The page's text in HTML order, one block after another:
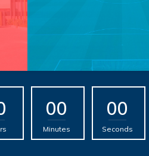
00
Minutes
00
Seconds